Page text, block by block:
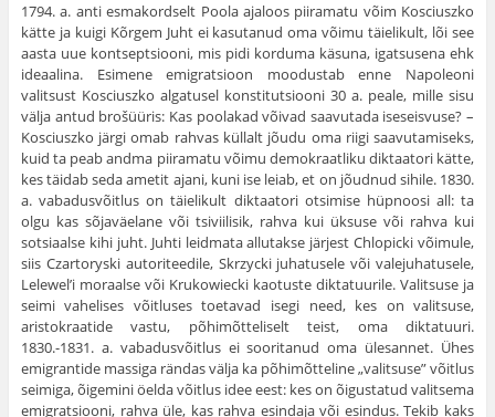
1794. a. anti esmakordselt Poola ajaloos piiramatu võim Kosciuszko
kätte ja kuigi Kõrgem Juht ei kasu­tanud oma võimu täielikult, lõi see
aasta uue kontsept­siooni, mis pidi korduma käsuna, igatsusena ehk
ideaalina. Esimene emigratsioon moodustab enne Napoleoni
valitsust Kosciuszko algatusel konstitutsiooni 30 a. peale, mille sisu
välja antud brošüüris: Kas poolakad võivad saavutada iseseisvuse? –
Kosciuszko järgi omab rahvas küllalt jõudu oma riigi saavutamiseks,
kuid ta peab andma piiramatu võimu demokraatliku diktaatori kätte,
kes täidab seda ametit ajani, kuni ise leiab, et on jõudnud sihile. 1830.
a. vabadusvõitlus on täielikult diktaatori otsi­mise hüpnoosi all: ta
olgu kas sõjaväelane või tsiviilisik, rahva kui üksuse või rahva kui
sotsiaalse kihi juht. Juhti leidmata allutakse järjest Chlopicki võimule,
siis Czartoryski autoriteedile, Skrzycki juhatusele või valejuhatusele,
Lelewel’i moraalse või Krukowiecki kaotuste diktatuurile. Valitsuse ja
seimi vahelises võitluses toe­tavad isegi need, kes on valitsuse,
aristokraatide vastu, põhimõtteliselt teist, oma diktatuuri.
1830.-1831. a. vabadusvõitlus ei sooritanud oma ülesannet. Ühes
emi­grantide massiga rändas välja ka põhimõtteline „valitsuse” võitlus
seimiga, õigemini öelda võitlus idee eest: kes on õigustatud valitsema
emigratsiooni, rahva üle, kas rahva esindaja või esindus. Tekib kaks